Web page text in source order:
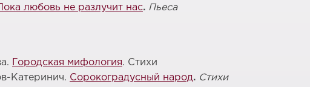
любовь не разлучит нас. Пьеса
Городская мифология. Стихи
Катеринич. Сорокоградусный народ. Стихи